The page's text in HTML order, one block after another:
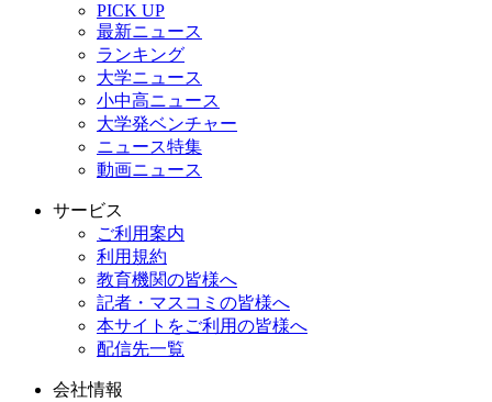
PICK UP
最新ニュース
ランキング
大学ニュース
小中高ニュース
大学発ベンチャー
ニュース特集
動画ニュース
サービス
ご利用案内
利用規約
教育機関の皆様へ
記者・マスコミの皆様へ
本サイトをご利用の皆様へ
配信先一覧
会社情報